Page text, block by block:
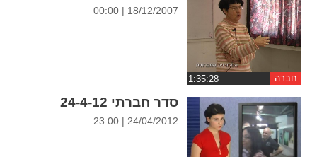
חברה
18/12/2007 | 00:00
סדר חברתי 24-4-12
24/04/2012 | 23:00